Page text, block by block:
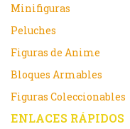
Minifiguras
Peluches
Figuras de Anime
Bloques Armables
Figuras Coleccionables
ENLACES RÁPIDOS